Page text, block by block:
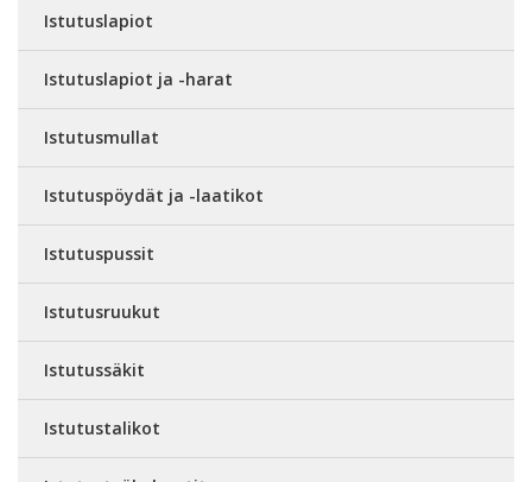
Istutuslapiot
Istutuslapiot ja -harat
Istutusmullat
Istutuspöydät ja -laatikot
Istutuspussit
Istutusruukut
Istutussäkit
Istutustalikot